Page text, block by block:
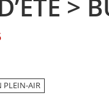
>
PLEIN-AIR